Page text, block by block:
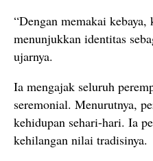
“Dengan memakai
menunjukkan identitas
ujarnya.
Ia mengajak seluruh
seremonial. Menurutnya,
kehidupan sehari-hari. Ia
kehilangan nilai tradisinya.